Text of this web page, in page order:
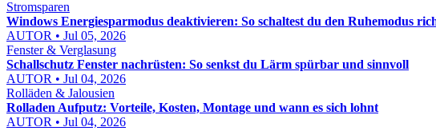
Stromsparen
Windows Energiesparmodus deaktivieren: So schaltest du den Ruhemodus
AUTOR • Jul 05, 2026
Fenster & Verglasung
Schallschutz Fenster nachrüsten: So senkst du Lärm spürbar und sinnvoll
AUTOR • Jul 04, 2026
Rolläden & Jalousien
Rolladen Aufputz: Vorteile, Kosten, Montage und wann es sich lohnt
AUTOR • Jul 04, 2026